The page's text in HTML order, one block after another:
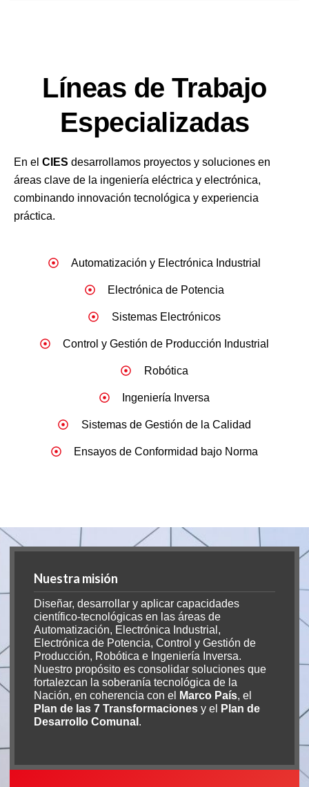
Líneas de Trabajo
Especializadas
En el CIES desarrollamos proyectos y soluciones en
áreas clave de la ingeniería eléctrica y electrónica,
combinando innovación tecnológica y experiencia
práctica.
Automatización y Electrónica Industrial
Electrónica de Potencia
Sistemas Electrónicos
Control y Gestión de Producción Industrial
Robótica
Ingeniería Inversa
Sistemas de Gestión de la Calidad
Ensayos de Conformidad bajo Norma
Nuestra misión
Diseñar, desarrollar y aplicar capacidades
científico-tecnológicas en las áreas de
Automatización, Electrónica Industrial,
Electrónica de Potencia, Control y Gestión de
Producción, Robótica e Ingeniería Inversa.
Nuestro propósito es consolidar soluciones que
fortalezcan la soberanía tecnológica de la
Nación, en coherencia con el
Marco País, el
Plan de las 7 Transformaciones y el
Plan de
Desarrollo Comunal .